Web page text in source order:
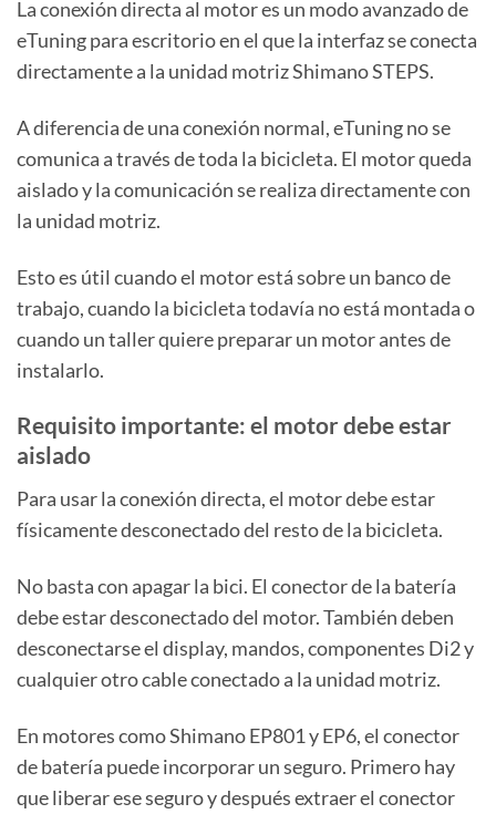
La conexión directa al motor es un modo avanzado de
eTuning para escritorio en el que la interfaz se conecta
directamente a la unidad motriz Shimano STEPS.
A diferencia de una conexión normal, eTuning no se
comunica a través de toda la bicicleta. El motor queda
aislado y la comunicación se realiza directamente con
la unidad motriz.
Esto es útil cuando el motor está sobre un banco de
trabajo, cuando la bicicleta todavía no está montada o
cuando un taller quiere preparar un motor antes de
instalarlo.
Requisito importante: el motor debe estar
aislado
Para usar la conexión directa, el motor debe estar
físicamente desconectado del resto de la bicicleta.
No basta con apagar la bici. El conector de la batería
debe estar desconectado del motor. También deben
desconectarse el display, mandos, componentes Di2 y
cualquier otro cable conectado a la unidad motriz.
En motores como Shimano EP801 y EP6, el conector
de batería puede incorporar un seguro. Primero hay
que liberar ese seguro y después extraer el conector